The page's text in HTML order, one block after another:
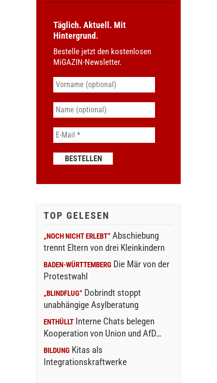
Täglich. Aktuell. Mit
Hintergrund.
Bestelle jetzt den kostenlosen
MiGAZIN-Newsletter.
TOP GELESEN
„NOCH NICHT ERLEBT“ Abschiebung
trennt Eltern von drei Kleinkindern
BADEN-WÜRTTEMBERG Die Mär von der
Protestwahl
„BLINDFLUG“ Dobrindt stoppt
unabhängige Asylberatung
ENTHÜLLT Interne Chats belegen
Kooperation von Union und AfD…
BILDUNG Kitas als
Integrationskraftwerke